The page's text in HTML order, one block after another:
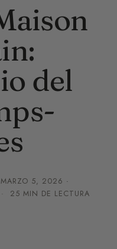
del
MARZO 5, 2026 ·
· 25 MIN DE LECTURA